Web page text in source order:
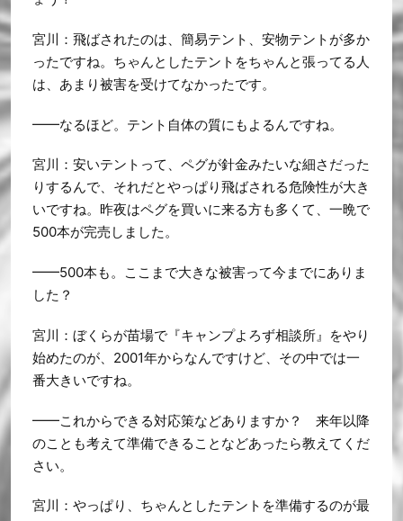
宮川：飛ばされたのは、簡易テント、安物テントが多か
ったですね。ちゃんとしたテントをちゃんと張ってる人
は、あまり被害を受けてなかったです。
━━なるほど。テント自体の質にもよるんですね。
宮川：安いテントって、ペグが針金みたいな細さだった
りするんで、それだとやっぱり飛ばされる危険性が大き
いですね。昨夜はペグを買いに来る方も多くて、一晩で
500本が完売しました。
━━500本も。ここまで大きな被害って今までにありま
した？
宮川：ぼくらが苗場で『キャンプよろず相談所』をやり
始めたのが、2001年からなんですけど、その中では一
番大きいですね。
━━これからできる対応策などありますか？ 来年以降
のことも考えて準備できることなどあったら教えてくだ
さい。
宮川：やっぱり、ちゃんとしたテントを準備するのが最